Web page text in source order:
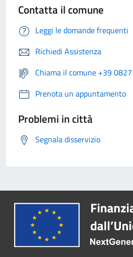
Contatta il comune
Leggi le domande frequenti
Richiedi Assistenza
Chiama il comune +39
Prenota un appuntamento
Problemi in città
Segnala disservizio